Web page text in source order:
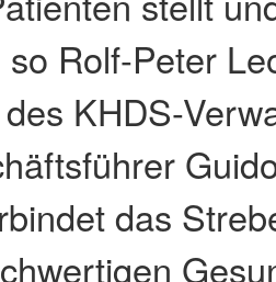
so Rolf-Peter
KHDS-
das